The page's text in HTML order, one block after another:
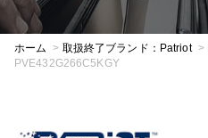
ホーム > 取扱終了ブランド：Patriot >
PVE432G266C5KGY